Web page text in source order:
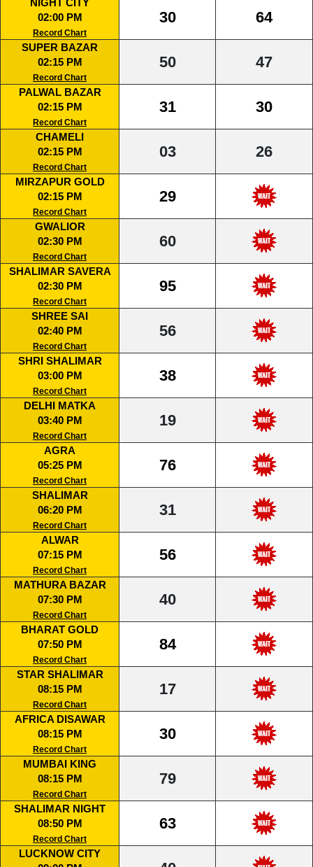
02:00 PM
Record Chart
30 64
SUPER BAZAR
02:15 PM
Record Chart
50 47
PALWAL BAZAR
02:15 PM
Record Chart
31 30
CHAMELI
02:15 PM
Record Chart
03 26
MIRZAPUR GOLD
02:15 PM
Record Chart
29
GWALIOR
02:30 PM
Record Chart
60
SHALIMAR SAVERA
02:30 PM
Record Chart
95
SHREE SAI
02:40 PM
Record Chart
56
SHRI SHALIMAR
03:00 PM
Record Chart
38
DELHI MATKA
03:40 PM
Record Chart
19
AGRA
05:25 PM
Record Chart
76
SHALIMAR
06:20 PM
Record Chart
31
ALWAR
07:15 PM
Record Chart
56
MATHURA BAZAR
07:30 PM
Record Chart
40
BHARAT GOLD
07:50 PM
Record Chart
84
STAR SHALIMAR
08:15 PM
Record Chart
17
AFRICA DISAWAR
08:15 PM
Record Chart
30
MUMBAI KING
08:15 PM
Record Chart
79
SHALIMAR NIGHT
08:50 PM
Record Chart
63
LUCKNOW CITY